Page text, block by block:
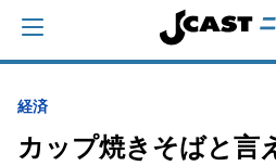
経済
カップ焼きそばと言